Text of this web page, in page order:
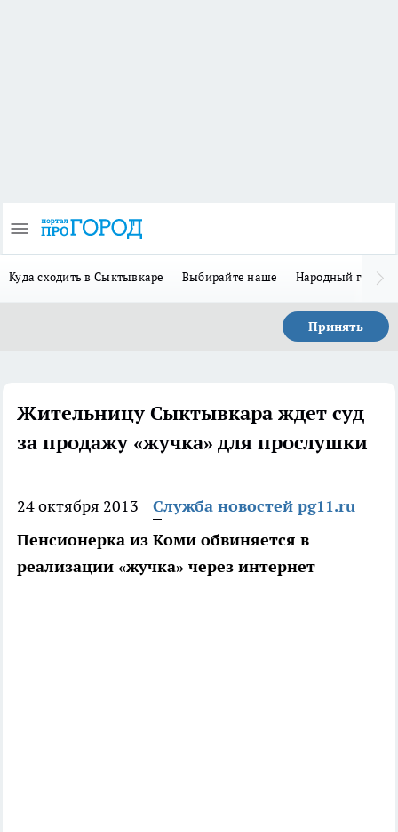
Куда сходить в Сыктывкаре Выбирайте наше Народный герой
Принять
Жительницу Сыктывкара ждет суд
за продажу «жучка» для прослушки
24 октября 2013
Служба новостей pg11.ru
Пенсионерка из Коми обвиняется в
реализации «жучка» через интернет